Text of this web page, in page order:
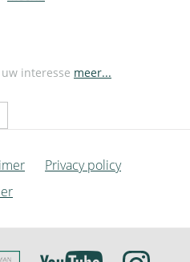
interesse meer...
Privacy policy